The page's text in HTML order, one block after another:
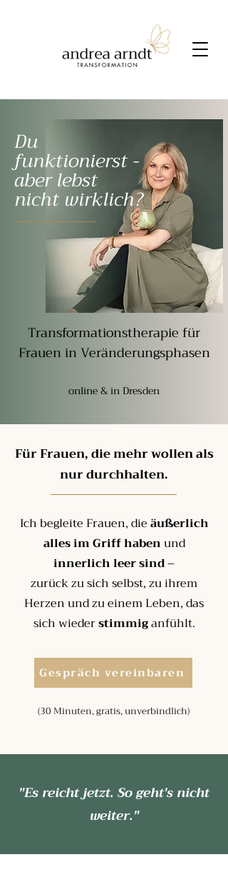
Du
funktionierst -
aber lebst
nicht wirklich?
Transformationstherapie für
Frauen in Veränderungsphasen
online & in Dresden
Für Frauen, die mehr wollen als
nur durchhalten.
Ich begleite Frauen, dieäußerlich
alles im Griff habenund
innerlich leer sind–
zurück zu sich selbst, zu ihrem
Herzen und zu einem Leben, das
sich wiederstimmiganfühlt.
Gespräch vereinbaren
(30 Minuten, gratis, unverbindlich)
"Es reicht jetzt. So geht's nicht
weiter."